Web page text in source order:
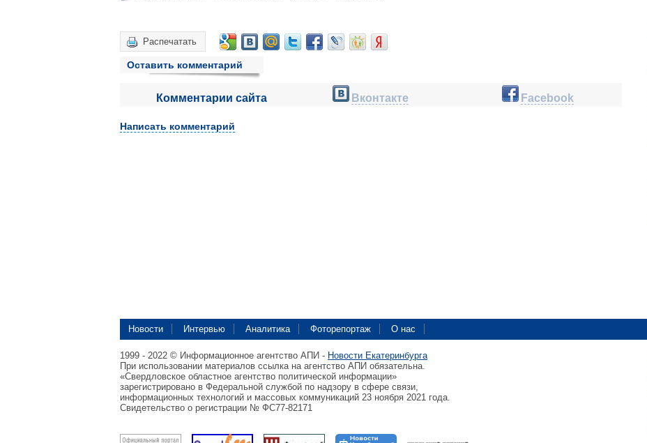
Распечатать
Оставить комментарий
Комментарии сайта Вконтакте Facebook
Написать комментарий
Новости Интервью Аналитика Фоторепортаж О нас
1999 - 2022 © Информационное агентство АПИ - Новости Екатеринбурга
При использовании материалов ссылка на агентство АПИ обязательна.
«Свердловское областное агентство политической информации»
зарегистрировано в Федеральной службой по надзору в сфере связи,
информационных технологий и массовых коммуникаций 23 ноября 2021 года.
Свидетельство о регистрации № ФС77-82171